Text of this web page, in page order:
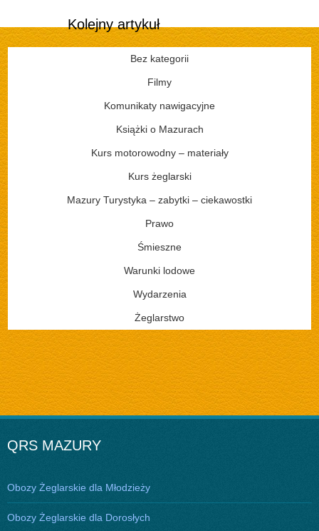
Kolejny artykuł
Bez kategorii
Filmy
Komunikaty nawigacyjne
Książki o Mazurach
Kurs motorowodny – materiały
Kurs żeglarski
Mazury Turystyka – zabytki – ciekawostki
Prawo
Śmieszne
Warunki lodowe
Wydarzenia
Żeglarstwo
QRS MAZURY
Obozy Żeglarskie dla Młodzieży
Obozy Żeglarskie dla Dorosłych